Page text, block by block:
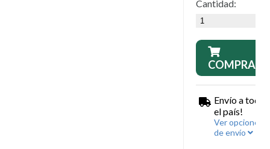
Cantidad:
COMPRAR
Envío a todo
el país!
Ver opciones
de envío